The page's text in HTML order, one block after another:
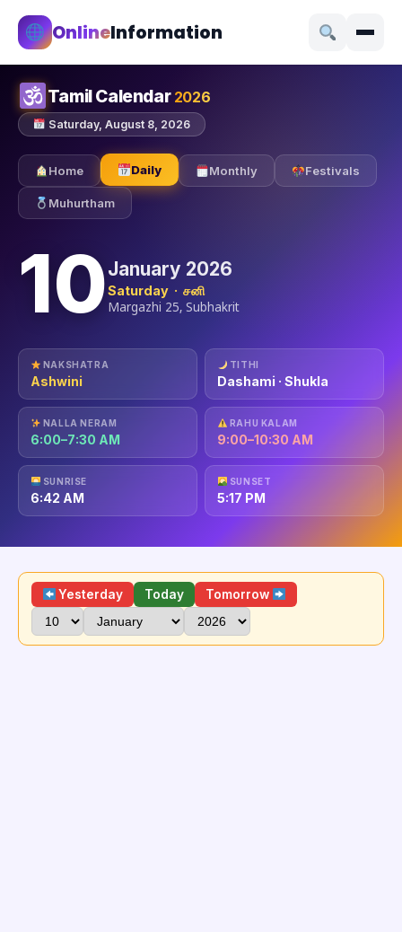
OnlineInformation
Tamil Calendar 2026
Saturday, August 8, 2026
Home Daily Monthly Festivals
Muhurtham
10January 2026
Saturday · சனி
Margazhi 25, Subhakrit
NAKSHATRA
Ashwini
TITHI
Dashami · Shukla
NALLA NERAM
6:00–7:30 AM
RAHU KALAM
9:00–10:30 AM
SUNRISE
6:42 AM
SUNSET
5:17 PM
Yesterday Today Tomorrow